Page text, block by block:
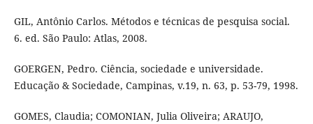
GIL, Antônio Carlos. Métodos e técnicas de pesquisa social.
6. ed. São Paulo: Atlas, 2008.
GOERGEN, Pedro. Ciência, sociedade e universidade.
Educação & Sociedade, Campinas, v.19, n. 63, p. 53-79, 1998.
GOMES, Claudia; COMONIAN, Julia Oliveira; ARAUJO,